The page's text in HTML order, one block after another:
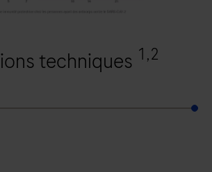
techniques 1,2